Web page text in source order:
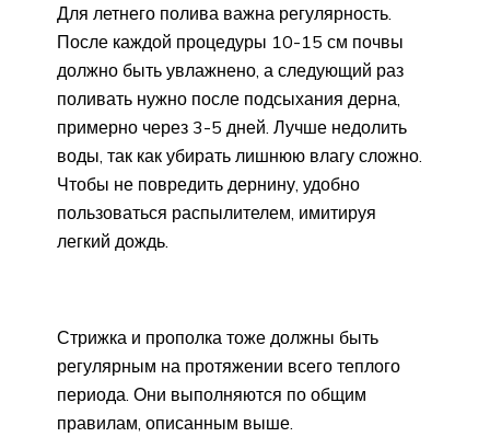
Для летнего полива важна регулярность.
После каждой процедуры 10-15 см почвы
должно быть увлажнено, а следующий раз
поливать нужно после подсыхания дерна,
примерно через 3-5 дней. Лучше недолить
воды, так как убирать лишнюю влагу сложно.
Чтобы не повредить дернину, удобно
пользоваться распылителем, имитируя
легкий дождь.
Стрижка и прополка тоже должны быть
регулярным на протяжении всего теплого
периода. Они выполняются по общим
правилам, описанным выше.